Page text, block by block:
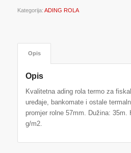
Kategorija: ADING ROLA
Opis
Opis
Kvalitetna ading rola termo za
uređaje, bankomate i ostale
promjer rolne 57mm. Dužina: 35m.
g/m2.